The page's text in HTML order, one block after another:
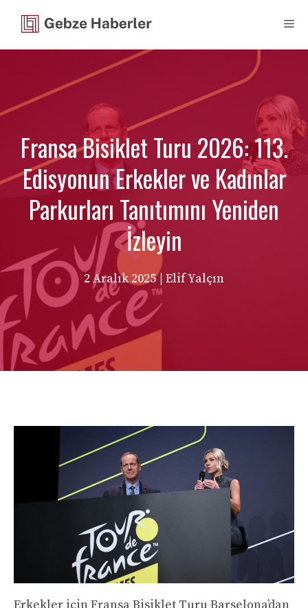
Fransa Bisiklet Turu 2026: 113.
Edisyonun Erkekler ve Kadınlar
Parkurları Tanıtımını Yeniden
İzleyin
2 Aralık 2025 | Elif Yalçın